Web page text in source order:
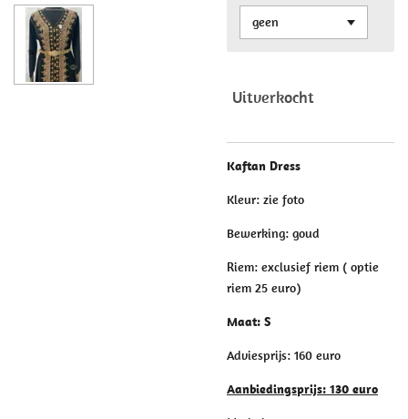
Uitverkocht
Kaftan Dress
Kleur: zie foto
Bewerking: goud
Riem: exclusief riem ( optie
riem 25 euro)
Maat: S
Adviesprijs: 160 euro
Aanbiedingsprijs: 130 euro